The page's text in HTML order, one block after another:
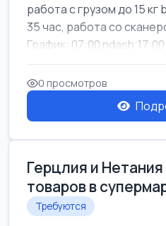
работа с грузом до 15
35 час, работа со
График: 07:00 ndash;17:00
0 просмотров
Герцлия и
товаров в
Требуются